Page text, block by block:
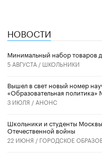
НОВОСТИ
Минимальный набор товаров
5 АВГУСТА / ШКОЛЬНИКИ
Вышел в свет новый номер
«Образовательная
3 ИЮЛЯ / АНОНС
Школьники и студенты
Отечественной войны
22 ИЮНЯ / ГОРОДСКОЕ